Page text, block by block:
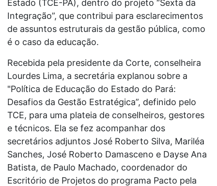
Estado (TCE-PA), dentro do projeto “Sexta da
Integração”, que contribui para esclarecimentos
de assuntos estruturais da gestão pública, como
é o caso da educação.
Recebida pela presidente da Corte, conselheira
Lourdes Lima, a secretária explanou sobre a
"Política de Educação do Estado do Pará:
Desafios da Gestão Estratégica”, definido pelo
TCE, para uma plateia de conselheiros, gestores
e técnicos. Ela se fez acompanhar dos
secretários adjuntos José Roberto Silva, Mariléa
Sanches, José Roberto Damasceno e Dayse Ana
Batista, de Paulo Machado, coordenador do
Escritório de Projetos do programa Pacto pela